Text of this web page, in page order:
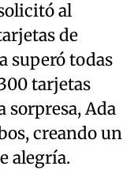
al
de
superó todas
tarjetas
sorpresa, Ada
creando un
alegría.